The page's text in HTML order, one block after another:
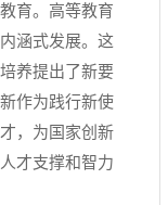
育。高等教育
涵式发展。这
养提出了新要
作为践行新使
，为国家创新
才支撑和智力